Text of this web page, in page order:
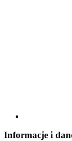
Informacje i